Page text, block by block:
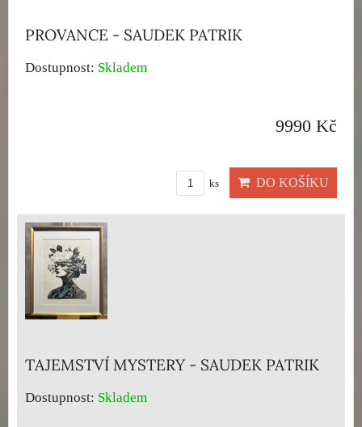
PROVANCE - SAUDEK PATRIK
Dostupnost: Skladem
9990 Kč
ks DO KOŠÍKU
TAJEMSTVÍ MYSTERY - SAUDEK PATRIK
Dostupnost: Skladem